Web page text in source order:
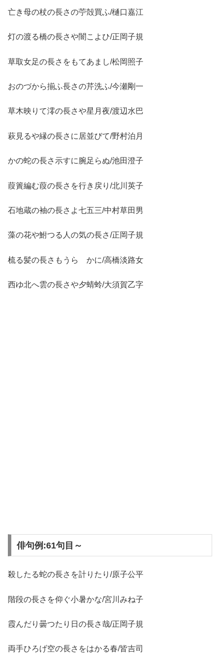
亡き母の杖の長さの苧殻買ふ/樋口嘉江
灯の渡る橋の長さや闇こよひ/正岡子規
草取女足の長さをもてあまし/松岡照子
おのづから揃ふ長さの芹洗ふ/今瀬剛一
草木映りて澪の長さや星月夜/渡辺水巴
萩見るや縁の長さに居並びて/野村泊月
かの蛇の長さ示すに腕足らぬ/池田澄子
葭簀編む葭の長さを行き戻り/北川英子
石地蔵の袖の長さよ七五三/中村草田男
藻の花や鮒つる人の気の長さ/正岡子規
梳る髪の長さもうらゝかに/高橋淡路女
西ゆ北へ雲の長さや夕蜻蛉/大須賀乙字
俳句例:61句目～
殺したる蛇の長さを計りたり/原子公平
階段の長さを仰ぐ小暑かな/宮川みね子
霞んだり曇つたり日の長さ哉/正岡子規
両手ひろげ空の長さをはかる春/皆吉司